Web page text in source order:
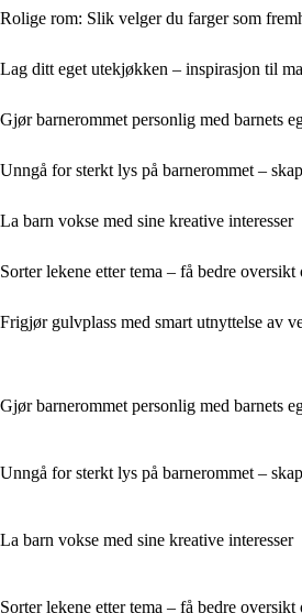
Rolige rom: Slik velger du farger som
Lag ditt eget utekjøkken – inspirasjon til
Gjør barnerommet personlig med barnets
Unngå for sterkt lys på barnerommet –
La barn vokse med sine kreative interesser
Sorter lekene etter tema – få bedre oversikt
Frigjør gulvplass med smart utnyttelse av
Gjør barnerommet personlig med barnets
Unngå for sterkt lys på barnerommet –
La barn vokse med sine kreative interesser
Sorter lekene etter tema – få bedre oversikt